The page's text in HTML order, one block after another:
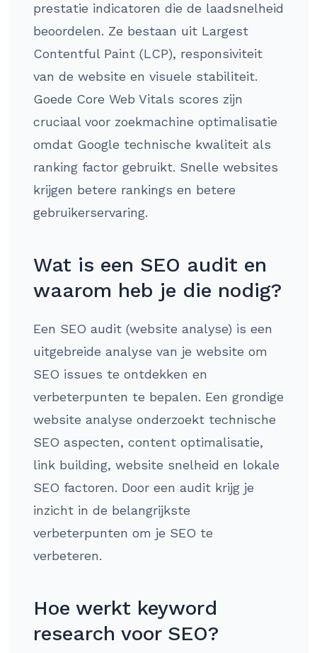
prestatie indicatoren die de laadsnelheid
beoordelen. Ze bestaan uit Largest
Contentful Paint (LCP), responsiviteit
van de website en visuele stabiliteit.
Goede Core Web Vitals scores zijn
cruciaal voor zoekmachine optimalisatie
omdat Google technische kwaliteit als
ranking factor gebruikt. Snelle websites
krijgen betere rankings en betere
gebruikerservaring.
Wat is een SEO audit en
waarom heb je die nodig?
Een SEO audit (website analyse) is een
uitgebreide analyse van je website om
SEO issues te ontdekken en
verbeterpunten te bepalen. Een grondige
website analyse onderzoekt technische
SEO aspecten, content optimalisatie,
link building, website snelheid en lokale
SEO factoren. Door een audit krijg je
inzicht in de belangrijkste
verbeterpunten om je SEO te
verbeteren.
Hoe werkt keyword
research voor SEO?